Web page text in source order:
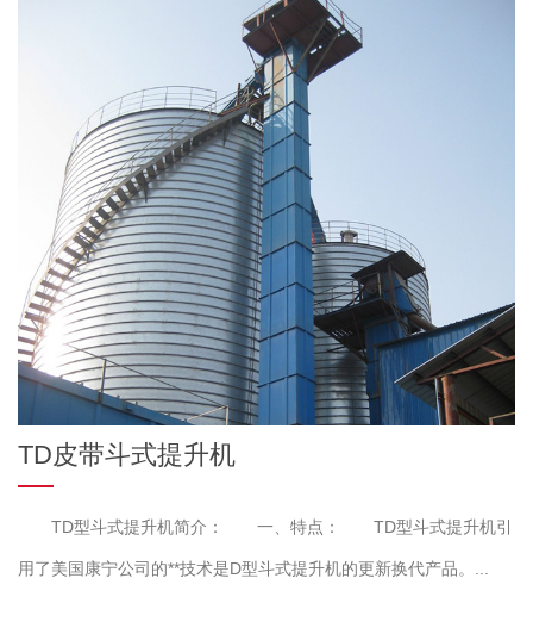
TD皮带斗式提升机
TD型斗式提升机简介： 一、特点： TD型斗式提升机引
用了美国康宁公司的**技术是D型斗式提升机的更新换代产品。...